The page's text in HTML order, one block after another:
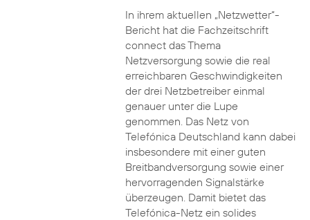
In ihrem aktuellen „Netzwetter“-
Bericht hat die Fachzeitschrift
connect das Thema
Netzversorgung sowie die real
erreichbaren Geschwindigkeiten
der drei Netzbetreiber einmal
genauer unter die Lupe
genommen. Das Netz von
Telefónica Deutschland kann dabei
insbesondere mit einer guten
Breitbandversorgung sowie einer
hervorragenden Signalstärke
überzeugen. Damit bietet das
Telefónica-Netz ein solides